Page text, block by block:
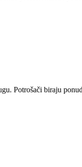
Potrošači biraju